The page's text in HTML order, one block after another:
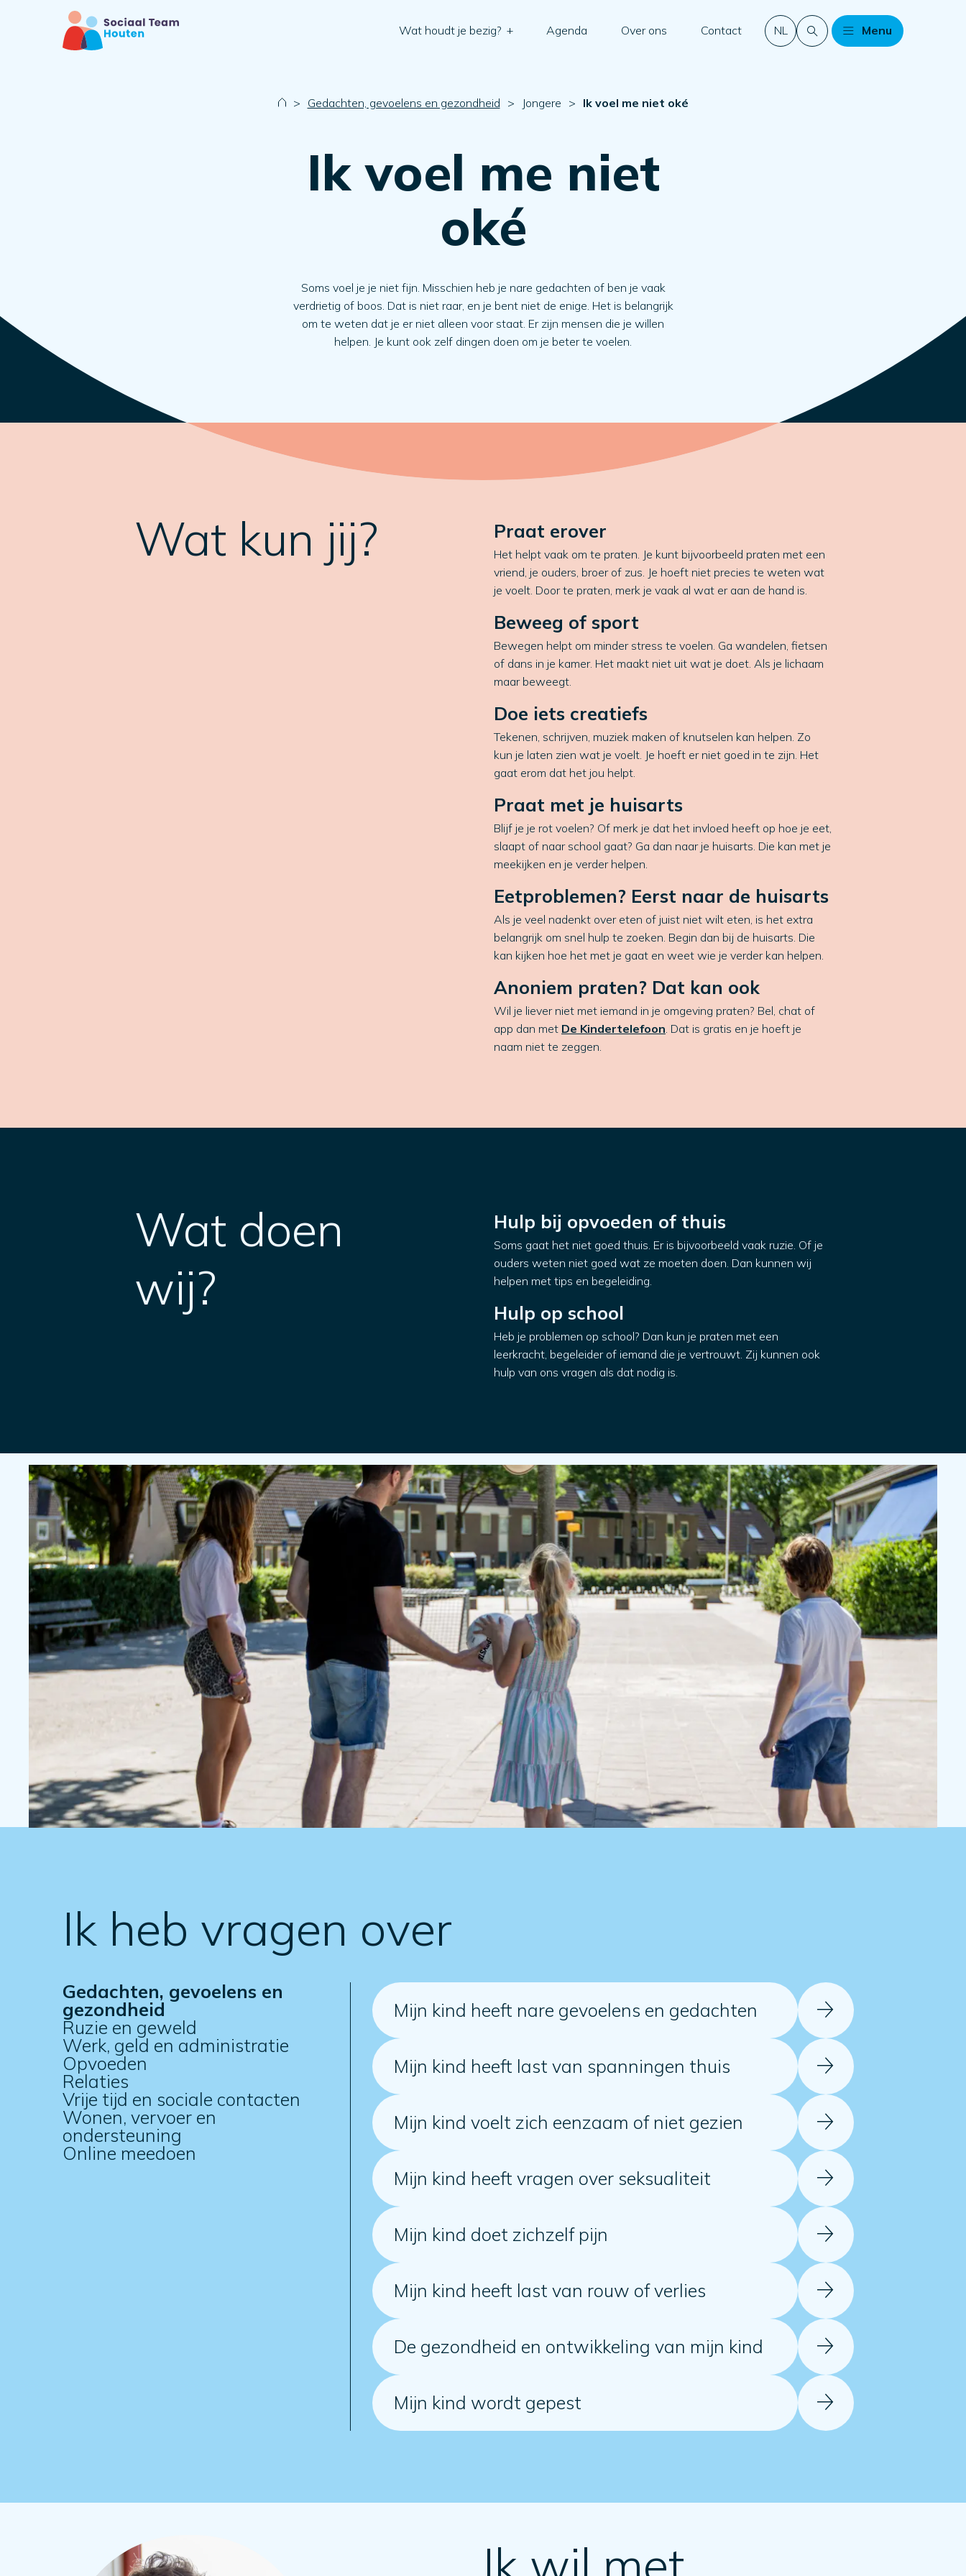
Wat houdt je bezig? + Agenda Over ons Contact NL Menu
> Gedachten, gevoelens en gezondheid > Jongere > Ik voel me niet oké
Ik voel me niet
oké
Soms voel je je niet fijn. Misschien heb je nare gedachten of ben je vaak
verdrietig of boos. Dat is niet raar, en je bent niet de enige. Het is belangrijk
om te weten dat je er niet alleen voor staat. Er zijn mensen die je willen
helpen. Je kunt ook zelf dingen doen om je beter te voelen.
Wat kun jij? Praat erover
Het helpt vaak om te praten. Je kunt bijvoorbeeld praten met een
vriend, je ouders, broer of zus. Je hoeft niet precies te weten wat
je voelt. Door te praten, merk je vaak al wat er aan de hand is.
Beweeg of sport
Bewegen helpt om minder stress te voelen. Ga wandelen, fietsen
of dans in je kamer. Het maakt niet uit wat je doet. Als je lichaam
maar beweegt.
Doe iets creatiefs
Tekenen, schrijven, muziek maken of knutselen kan helpen. Zo
kun je laten zien wat je voelt. Je hoeft er niet goed in te zijn. Het
gaat erom dat het jou helpt.
Praat met je huisarts
Blijf je je rot voelen? Of merk je dat het invloed heeft op hoe je eet,
slaapt of naar school gaat? Ga dan naar je huisarts. Die kan met je
meekijken en je verder helpen.
Eetproblemen? Eerst naar de huisarts
Als je veel nadenkt over eten of juist niet wilt eten, is het extra
belangrijk om snel hulp te zoeken. Begin dan bij de huisarts. Die
kan kijken hoe het met je gaat en weet wie je verder kan helpen.
Anoniem praten? Dat kan ook
Wil je liever niet met iemand in je omgeving praten? Bel, chat of
app dan met De Kindertelefoon. Dat is gratis en je hoeft je
naam niet te zeggen.
Wat doen
wij?
Hulp bij opvoeden of thuis
Soms gaat het niet goed thuis. Er is bijvoorbeeld vaak ruzie. Of je
ouders weten niet goed wat ze moeten doen. Dan kunnen wij
helpen met tips en begeleiding.
Hulp op school
Heb je problemen op school? Dan kun je praten met een
leerkracht, begeleider of iemand die je vertrouwt. Zij kunnen ook
hulp van ons vragen als dat nodig is.
Ik heb vragen over
Gedachten, gevoelens en
gezondheid
Ruzie en geweld
Werk, geld en administratie
Opvoeden
Relaties
Vrije tijd en sociale contacten
Wonen, vervoer en
ondersteuning
Online meedoen
Mijn kind heeft nare gevoelens en gedachten
Mijn kind heeft last van spanningen thuis
Mijn kind voelt zich eenzaam of niet gezien
Mijn kind heeft vragen over seksualiteit
Mijn kind doet zichzelf pijn
Mijn kind heeft last van rouw of verlies
De gezondheid en ontwikkeling van mijn kind
Mijn kind wordt gepest
Ik wil met